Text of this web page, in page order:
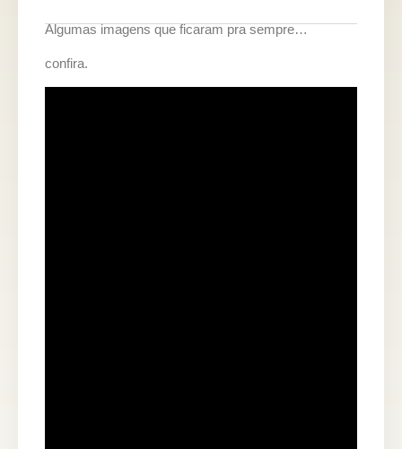
Algumas imagens que ficaram pra sempre…
confira.